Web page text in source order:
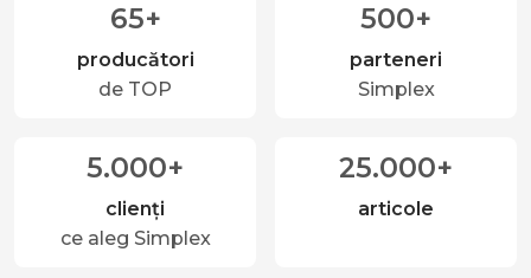
65+
producători
de TOP
500+
parteneri
Simplex
5.000+
clienți
ce aleg Simplex
25.000+
articole